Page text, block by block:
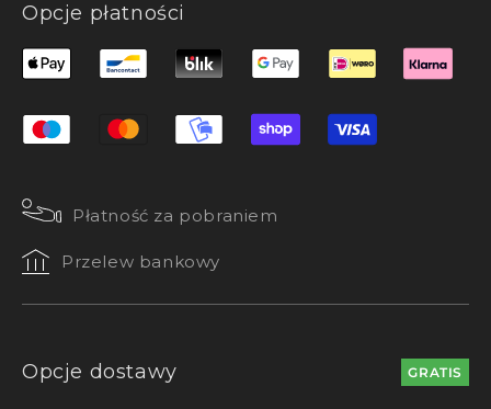
Opcje płatności
Płatność za pobraniem
Przelew bankowy
Opcje dostawy GRATIS